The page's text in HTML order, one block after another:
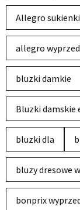
Allegro sukienki
allegro
bluzki damkie
Bluzki damskie
bluzki dla
bluzy dresowe
bonprix